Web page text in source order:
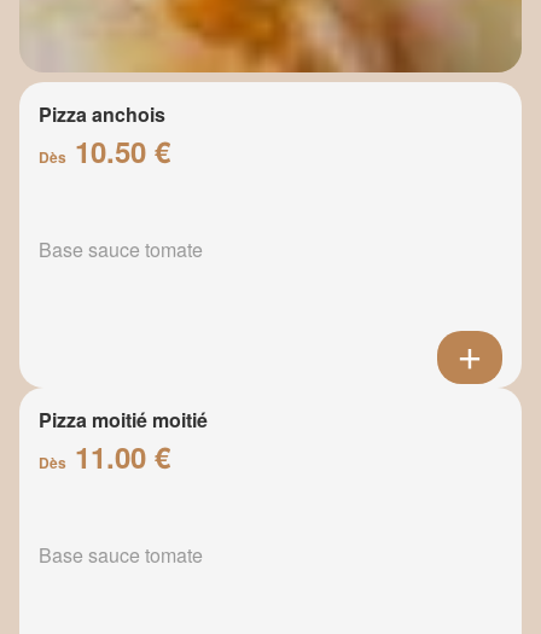
Pizza anchois
Dès 10.50 €
Base sauce tomate
Pizza moitié moitié
Dès 11.00 €
Base sauce tomate